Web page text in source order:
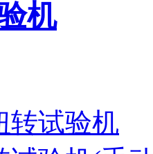
机
转试验机